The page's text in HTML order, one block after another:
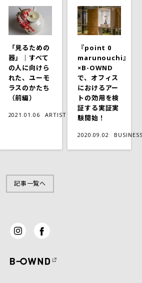
「見るための
器」｜すべて
の人に向けら
れた、ユーモ
ラスのかたち
（前編）
2021.01.06 ARTIST
『point 0
marunouchi』
×B-OWND
で、オフィス
におけるアー
トの効用を検
証する実証実
験開始！
2020.09.02
記事一覧へ